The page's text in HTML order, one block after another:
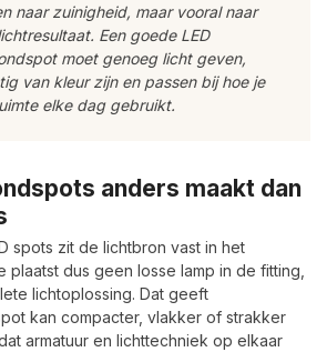
naar zuinigheid, maar vooral naar
Een goede LED
moet genoeg licht geven,
van kleur zijn en passen bij hoe je
elke dag gebruikt.
anders maakt dan
spots zit de lichtbron vast in het
plaatst dus geen losse lamp in de fitting,
lichtoplossing. Dat geeft
kan compacter, vlakker of strakker
armatuur en lichttechniek op elkaar